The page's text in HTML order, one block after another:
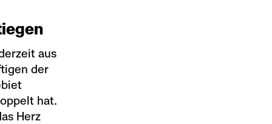
aus
der
hat.
Herz